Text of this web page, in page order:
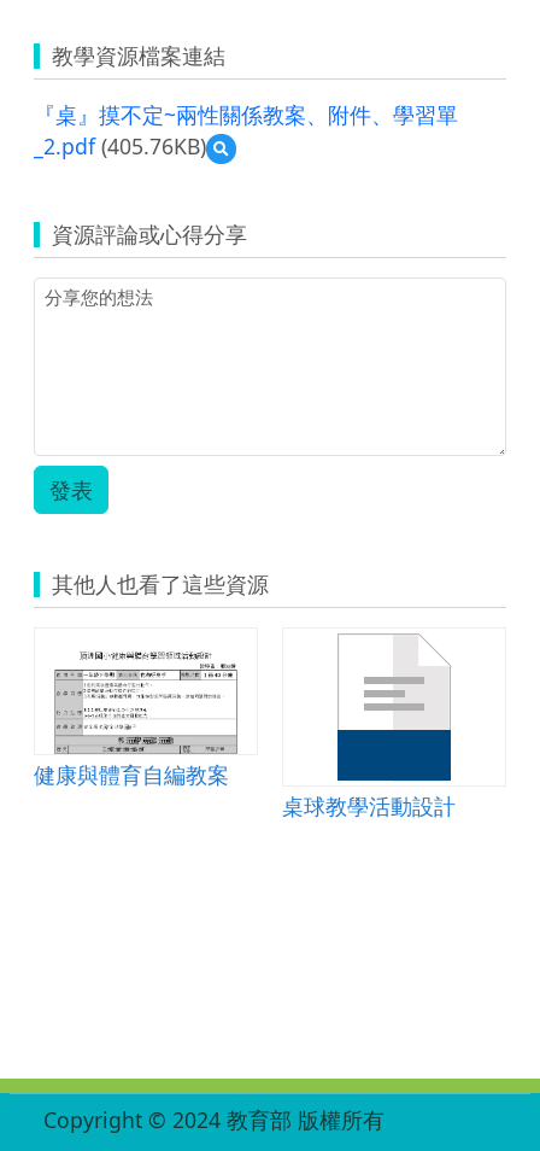
教學資源檔案連結
『桌』摸不定~兩性關係教案、附件、學習單
_2.pdf(405.76KB)
預
覽
不
定
~
資源評論或心得分享
發表
其他人也看了這些資源
健康與體育自編教案
桌球教學活動設計
Copyright © 2024 教育部 版權所有